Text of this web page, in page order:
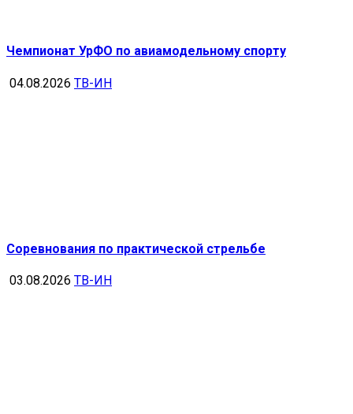
Чемпионат УрФО по авиамодельному спорту
04.08.2026 ТВ-ИН
Соревнования по практической стрельбе
03.08.2026 ТВ-ИН